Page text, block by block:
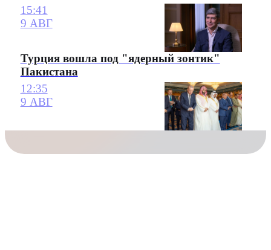
15:41
9 АВГ
Турция вошла под "ядерный зонтик"
Пакистана
12:35
9 АВГ